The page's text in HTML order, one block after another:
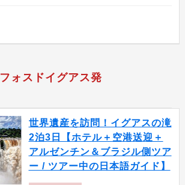
フォスドイグアス発
世界遺産を訪問！イグアスの滝
2泊3日【ホテル＋空港送迎＋
アルゼンチン＆ブラジル側ツア
ー / ツアー中の日本語ガイド】